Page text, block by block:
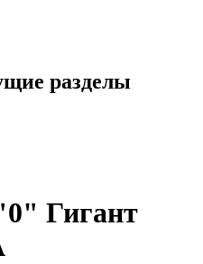
разделы
Гигант